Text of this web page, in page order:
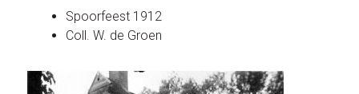
Spoorfeest 1912
Coll. W. de Groen